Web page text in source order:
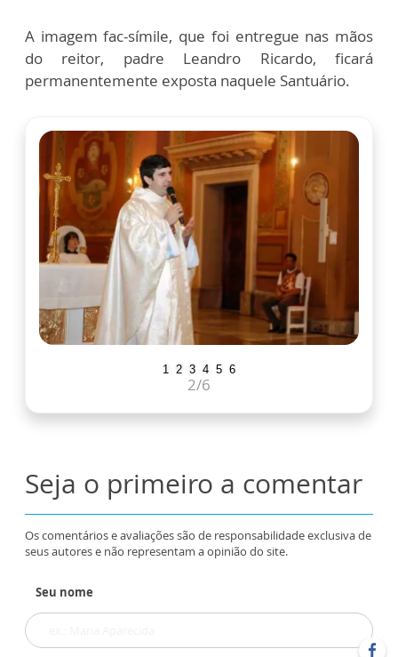
A imagem fac-símile, que foi entregue nas mãos
do reitor, padre Leandro Ricardo, ficará
permanentemente exposta naquele Santuário.
1 2 3 4 5 6
2/6
Seja o primeiro a comentar
Os comentários e avaliações são de responsabilidade exclusiva de
seus autores e não representam a opinião do site.
Seu nome